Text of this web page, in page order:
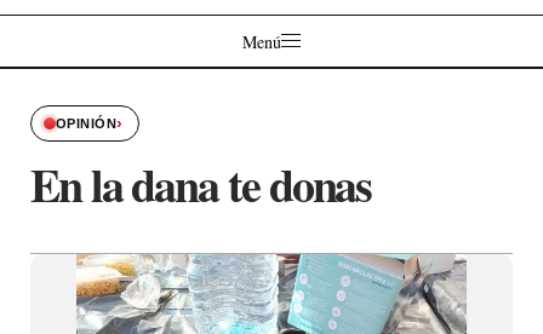
Menú
OPINIÓN›
En la dana te donas